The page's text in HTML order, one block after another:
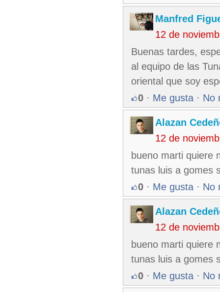
Manfred
12 de
Buenas tardes,
al equipo de las
oriental que soy
0 · Me gusta · No
Alazan
12 de
bueno marti quiere
tunas luis a gomes
0 · Me gusta · No
Alazan
12 de
bueno marti quiere
tunas luis a gomes
0 · Me gusta · No